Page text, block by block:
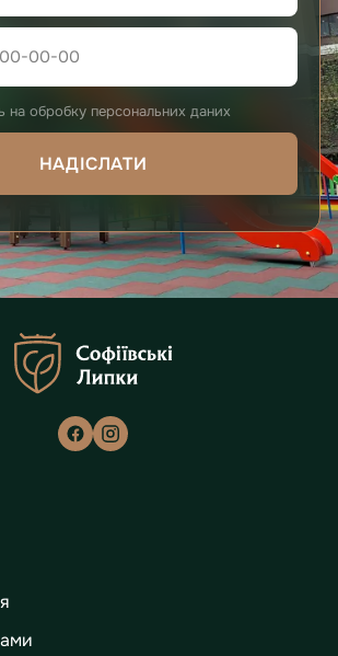
обробку персональних даних
НАДІСЛАТИ